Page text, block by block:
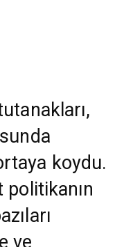
koydu.
politikanın
ve